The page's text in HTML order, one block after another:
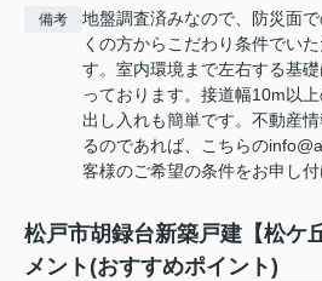
備考
地盤調査済みなので、防災面
くの方からこだわり条件でい
す。室内環境まで左右する基
っております。接道幅10m以
出し入れも簡単です。不動産
るのであれば、こちらの
客様のご希望の条件をお申し付
松戸市胡録台新築戸建【松ケ
メント(おすすめポイント)